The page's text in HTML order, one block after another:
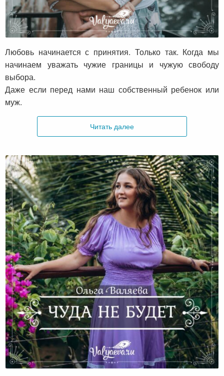
Принимать других такими, как они есть
Любовь начинается с принятия. Только так. Когда мы
начинаем уважать чужие границы и чужую свободу
выбора.
Даже если перед нами наш собственный ребенок или
муж.
Читать далее
Чуда не будет